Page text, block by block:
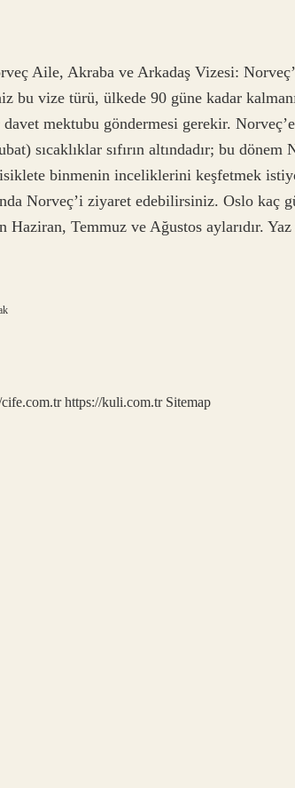
Aile, Akraba ve Arkadaş Vizesi:
bu vize türü, ülkede 90 güne kadar
mektubu göndermesi gerekir.
sıcaklıklar sıfırın altındadır; bu
binmenin inceliklerini keşfetmek
Norveç’i ziyaret edebilirsiniz. Oslo kaç
Temmuz ve Ağustos aylarıdır.
https://kuli.com.tr Sitemap